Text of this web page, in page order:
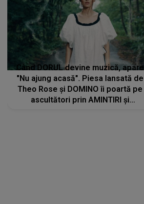
Când DORUL devine muzică, apare
"Nu ajung acasă". Piesa lansată de
Theo Rose și DOMINO îi poartă pe
ascultători prin AMINTIRI și